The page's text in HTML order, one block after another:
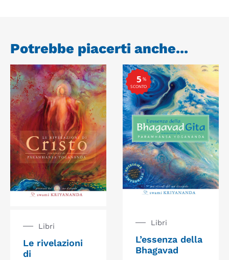
Potrebbe piacerti anche...
Libri
Le rivelazioni
di
Libri
L’essenza della
Bhagavad
%
SCONTO
5